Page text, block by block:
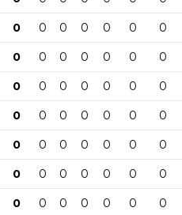
0 0 0 0 0 0 0
0 0 0 0 0 0 0
0 0 0 0 0 0 0
0 0 0 0 0 0 0
0 0 0 0 0 0 0
0 0 0 0 0 0 0
0 0 0 0 0 0 0